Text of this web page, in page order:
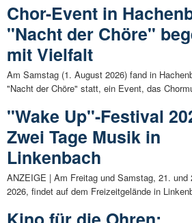
Chor-Event in
"Nacht der Chöre"
mit Vielfalt
Am Samstag (1. August 2026) fand in
"Nacht der Chöre" statt, ein Event, das
"Wake Up"-Festival
Zwei Tage Musik in
Linkenbach
ANZEIGE | Am Freitag und Samstag, 21. und
2026, findet auf dem Freizeitgelände in